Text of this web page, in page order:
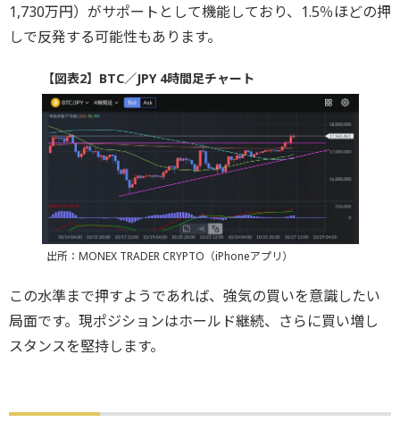
1,730万円）がサポートとして機能しており、1.5％ほどの押
しで反発する可能性もあります。
【図表2】BTC／JPY 4時間足チャート
出所：MONEX TRADER CRYPTO（iPhoneアプリ）
この水準まで押すようであれば、強気の買いを意識したい
局面です。現ポジションはホールド継続、さらに買い増し
スタンスを堅持します。